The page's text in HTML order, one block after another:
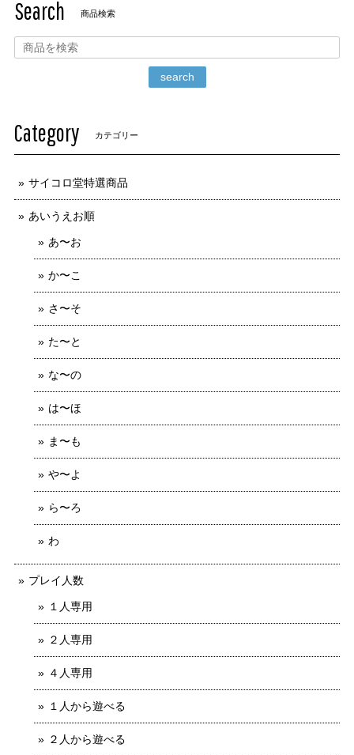
Search 商品検索
search
Category カテゴリー
サイコロ堂特選商品
あいうえお順
あ〜お
か〜こ
さ〜そ
た〜と
な〜の
は〜ほ
ま〜も
や〜よ
ら〜ろ
わ
プレイ人数
１人専用
２人専用
４人専用
１人から遊べる
２人から遊べる